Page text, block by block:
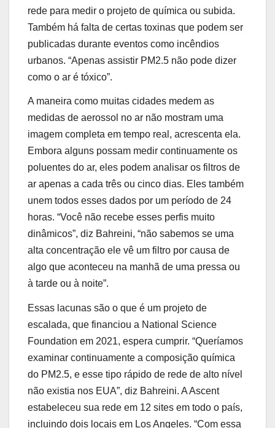
rede para medir o projeto de química ou subida.
Também há falta de certas toxinas que podem ser
publicadas durante eventos como incêndios
urbanos. “Apenas assistir PM2.5 não pode dizer
como o ar é tóxico”.
A maneira como muitas cidades medem as
medidas de aerossol no ar não mostram uma
imagem completa em tempo real, acrescenta ela.
Embora alguns possam medir continuamente os
poluentes do ar, eles podem analisar os filtros de
ar apenas a cada três ou cinco dias. Eles também
unem todos esses dados por um período de 24
horas. “Você não recebe esses perfis muito
dinâmicos”, diz Bahreini, “não sabemos se uma
alta concentração ele vê um filtro por causa de
algo que aconteceu na manhã de uma pressa ou
à tarde ou à noite”.
Essas lacunas são o que é um projeto de
escalada, que financiou a National Science
Foundation em 2021, espera cumprir. “Queríamos
examinar continuamente a composição química
do PM2.5, e esse tipo rápido de rede de alto nível
não existia nos EUA”, diz Bahreini. A Ascent
estabeleceu sua rede em 12 sites em todo o país,
incluindo dois locais em Los Angeles. “Com essa